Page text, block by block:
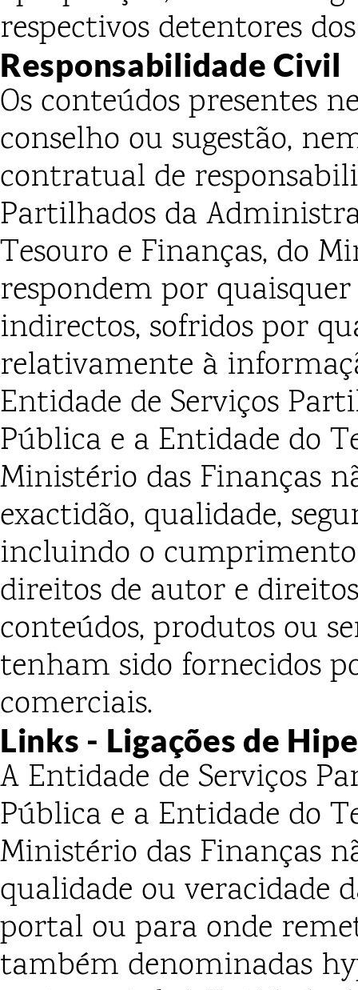
respectivos detentores
Responsabilidade Civil
Os conteúdos presentes
conselho ou sugestão,
contratual de
Partilhados da
Tesouro e Finanças, do
respondem por
indirectos, sofridos por
relativamente à
Entidade de Serviços
Pública e a Entidade do
Ministério das Finanças
exactidão, qualidade,
incluindo o cumprimento
direitos de autor e
conteúdos, produtos ou
tenham sido fornecidos
comerciais.
Links - Ligações de
A Entidade de Serviços
Pública e a Entidade do
Ministério das Finanças
qualidade ou veracidade
portal ou para onde
também denominadas